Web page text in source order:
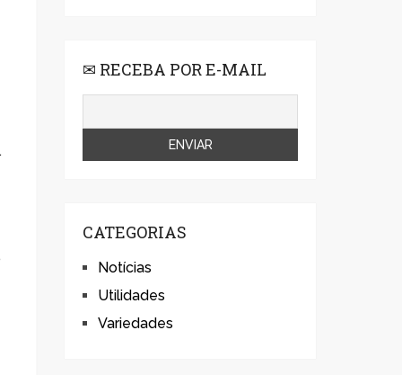
✉ RECEBA POR E-MAIL
CATEGORIAS
Notícias
Utilidades
Variedades